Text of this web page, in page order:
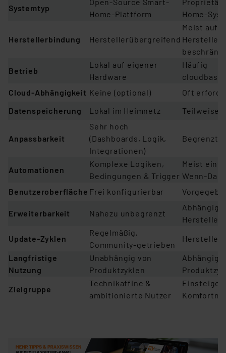
Systemtyp
Home-Plattform
Home-
Herstellerbindung Herstellerübergreifend
Meist auf
Hersteller
Betrieb
Lokal auf eigener
Hardware
Häufig
Cloud-Abhängigkeit Keine (optional) Oft
Datenspeicherung
Lokal im Heimnetz Teilweise
Anpassbarkeit
Sehr hoch
(Dashboards, Logik,
Integrationen)
Begrenzt
Automationen
Komplexe Log iken,
Bedingungen & Trigger
Meist
Wenn-
Benutzeroberfläche Frei konfigurierbar
Erweiterbarkeit Nahezu unbegrenzt
Abhängig
Hersteller
Update-Zyklen
Regelmäßig,
Community-getrieben
H
Langfristige
Nutzung
Unabhängig von
Produktzyklen
Abhäng ig
Zielgruppe
Technikaffine &
ambitionierte Nutzer
Einsteiger